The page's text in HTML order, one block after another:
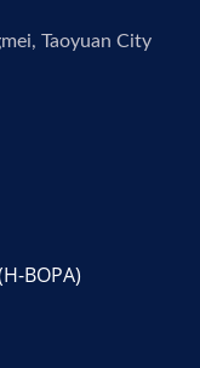
Taoyuan City
BOPA)